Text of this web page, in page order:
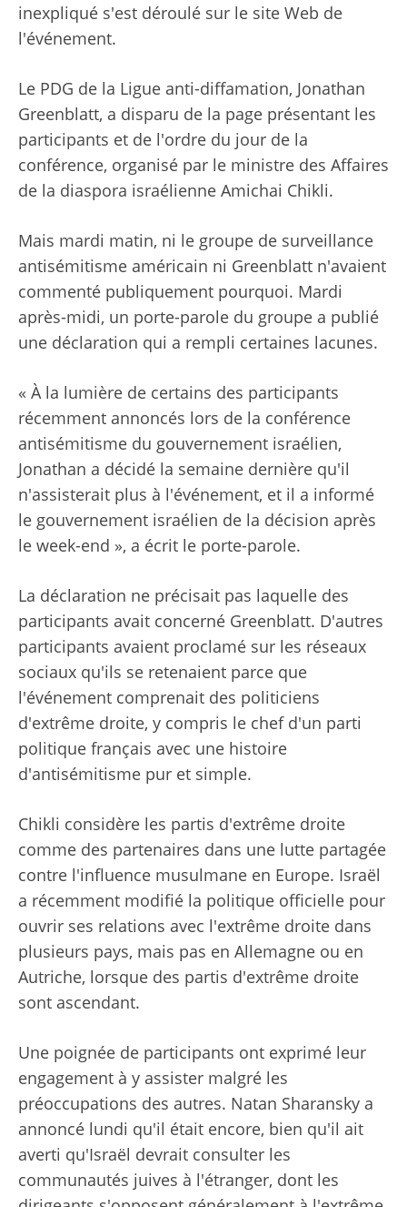
inexpliqué s'est déroulé sur le site Web de
l'événement.
Le PDG de la Ligue anti-diffamation, Jonathan
Greenblatt, a disparu de la page présentant les
participants et de l'ordre du jour de la
conférence, organisé par le ministre des Affaires
de la diaspora israélienne Amichai Chikli.
Mais mardi matin, ni le groupe de surveillance
antisémitisme américain ni Greenblatt n'avaient
commenté publiquement pourquoi. Mardi
après-midi, un porte-parole du groupe a publié
une déclaration qui a rempli certaines lacunes.
« À la lumière de certains des participants
récemment annoncés lors de la conférence
antisémitisme du gouvernement israélien,
Jonathan a décidé la semaine dernière qu'il
n'assisterait plus à l'événement, et il a informé
le gouvernement israélien de la décision après
le week-end », a écrit le porte-parole.
La déclaration ne précisait pas laquelle des
participants avait concerné Greenblatt. D'autres
participants avaient proclamé sur les réseaux
sociaux qu'ils se retenaient parce que
l'événement comprenait des politiciens
d'extrême droite, y compris le chef d'un parti
politique français avec une histoire
d'antisémitisme pur et simple.
Chikli considère les partis d'extrême droite
comme des partenaires dans une lutte partagée
contre l'influence musulmane en Europe. Israël
a récemment modifié la politique officielle pour
ouvrir ses relations avec l'extrême droite dans
plusieurs pays, mais pas en Allemagne ou en
Autriche, lorsque des partis d'extrême droite
sont ascendant.
Une poignée de participants ont exprimé leur
engagement à y assister malgré les
préoccupations des autres. Natan Sharansky a
annoncé lundi qu'il était encore, bien qu'il ait
averti qu'Israël devrait consulter les
communautés juives à l'étranger, dont les